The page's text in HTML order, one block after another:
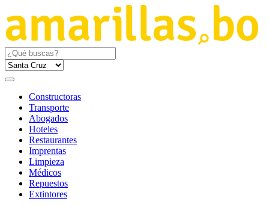
Constructoras
Transporte
Abogados
Hoteles
Restaurantes
Imprentas
Limpieza
Médicos
Repuestos
Extintores